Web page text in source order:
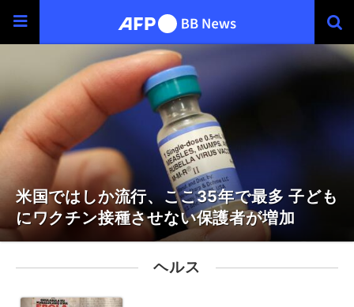
米国ではしか流行、ここ35年で最多 子ども
にワクチン接種させない保護者が増加
ヘルス